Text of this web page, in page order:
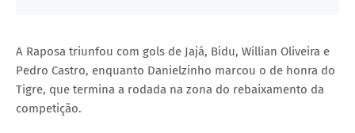
A Raposa triunfou com gols de Jajá, Bidu, Willian Oliveira e
Pedro Castro, enquanto Danielzinho marcou o de honra do
Tigre, que termina a rodada na zona do rebaixamento da
competição.